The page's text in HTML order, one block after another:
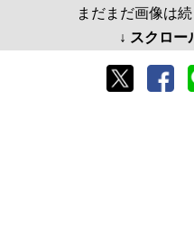
まだまだ画像は
↓ スクロー